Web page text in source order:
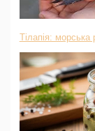
Тілапія: